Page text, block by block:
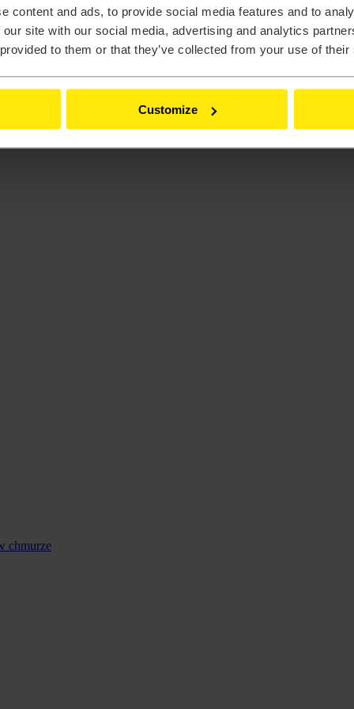
content and ads, to provide social media features and to
site with our social media, advertising and analytics
to them or that they’ve collected from your use of
Customize
chmurze